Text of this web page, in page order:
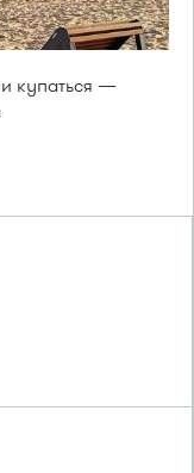
купаться —